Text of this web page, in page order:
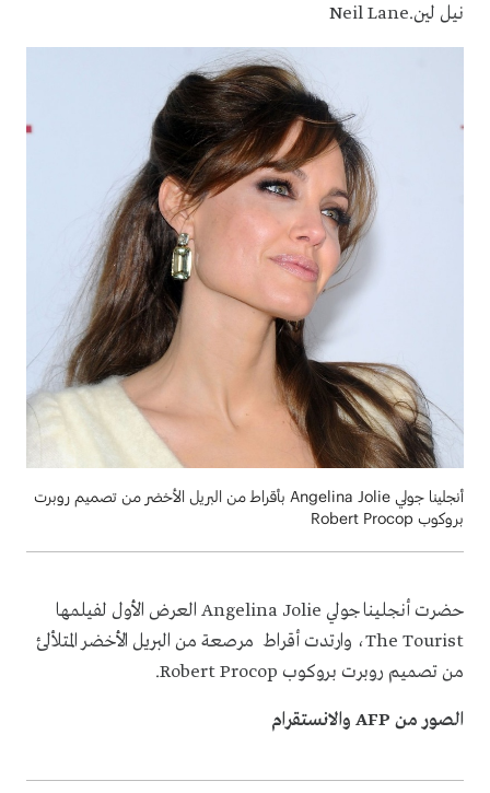
نيل لينNeil Lane.
أنجلينا جولي Angelina Jolie بأقراط من البريل الأخضر من تصميم روبرت
بروكوب Robert Procop
حضرت أنجلينا جولي Angelina Jolie العرض الأول لفيلمها
The Tourist، وارتدت أقراط مرصعة من البريل الأخضر المتلألئ
من تصميم روبرت بروكوب Robert Procop
.
الصور من AFP والانستقرام